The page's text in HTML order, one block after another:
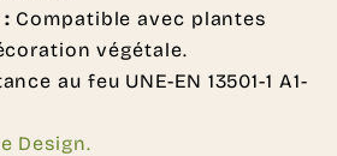
Compatible avec plantes
végétale.
au feu UNE-EN 13501-1 A1-
Design.